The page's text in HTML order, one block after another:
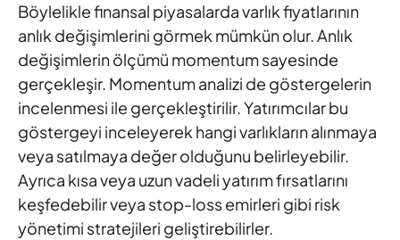
Böylelikle finansal piyasalarda varlık fiyatlarının
anlık değişimlerini görmek mümkün olur. Anlık
değişimlerin ölçümü momentum sayesinde
gerçekleşir. Momentum analizi de göstergelerin
incelenmesi ile gerçekleştirilir. Yatırımcılar bu
göstergeyi inceleyerek hangi varlıkların alınmaya
veya satılmaya değer olduğunu belirleyebilir.
Ayrıca kısa veya uzun vadeli yatırım fırsatlarını
keşfedebilir veya stop-loss emirleri gibi risk
yönetimi stratejileri geliştirebilirler.